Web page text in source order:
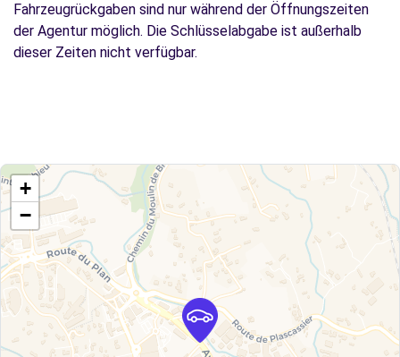
Fahrzeugrückgaben sind nur während der Öffnungszeiten
der Agentur möglich. Die Schlüsselabgabe ist außerhalb
dieser Zeiten nicht verfügbar.
+
−